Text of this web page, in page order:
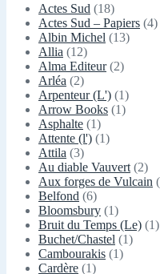
Actes Sud (18)
Actes Sud – Papiers (4)
Albin Michel (13)
Allia (12)
Alma Editeur(2)
Arléa (2)
Arpenteur (L') (1)
Arrow Books (1)
Asphalte (1)
Attente (l') (1)
Attila (3)
Au diable Vauvert (2)
Aux forges de Vulcain
Belfond (6)
Bloomsbury (1)
Bruit du Temps (Le) (1)
Buchet/Chastel (1)
Cambourakis (1)
Cardère (1)